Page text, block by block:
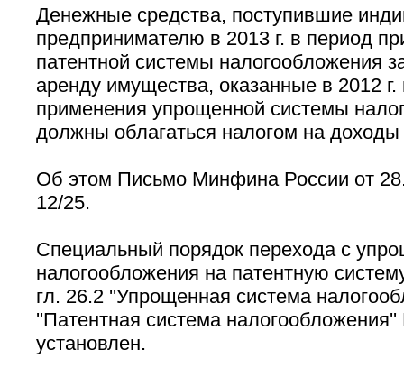
Денежные средства, поступившие
предпринимателю в 2013 г. в период
патентной системы налогообложения
аренду имущества, оказанные в 2012 г.
применения упрощенной системы
должны облагаться налогом на
Об этом Письмо Минфина России от
12/25.
Специальный порядок перехода с
налогообложения на патентную
гл. 26.2 ''Упрощенная система
''Патентная система налогообложения''
установлен.